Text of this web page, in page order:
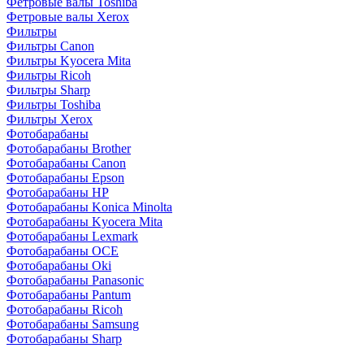
Фетровые валы Xerox
Фильтры
Фильтры Canon
Фильтры Kyocera Mita
Фильтры Ricoh
Фильтры Sharp
Фильтры Toshiba
Фильтры Xerox
Фотобарабаны
Фотобарабаны Brother
Фотобарабаны Canon
Фотобарабаны Epson
Фотобарабаны HP
Фотобарабаны Konica Minolta
Фотобарабаны Kyocera Mita
Фотобарабаны Lexmark
Фотобарабаны OCE
Фотобарабаны Oki
Фотобарабаны Panasonic
Фотобарабаны Pantum
Фотобарабаны Ricoh
Фотобарабаны Samsung
Фотобарабаны Sharp